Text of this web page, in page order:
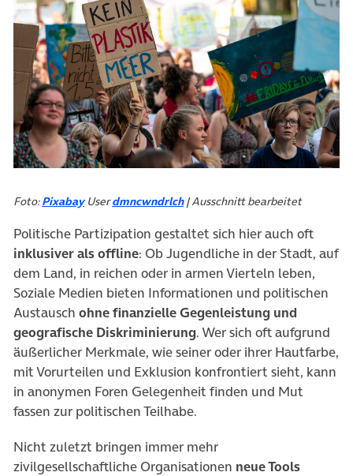
Foto:Pixabay(öffnet in neuem Tab)
Userdmncwndrlch| Ausschnitt bearbeitet
Politische Partizipation gestaltet sich hier auch oft
inklusiver als offline: Ob Jugendliche in der Stadt, auf
dem Land, in reichen oder in armen Vierteln leben,
Soziale Medien bieten Informationen und politischen
Austausch ohne finanzielle Gegenleistung und
geografische Diskriminierung. Wer sich oft aufgrund
äußerlicher Merkmale, wie seiner oder ihrer Hautfarbe,
mit Vorurteilen und Exklusion konfrontiert sieht, kann
in anonymen Foren Gelegenheit finden und Mut
fassen zur politischen Teilhabe.
Nicht zuletzt bringen immer mehr
zivilgesellschaftliche Organisationen neue Tools